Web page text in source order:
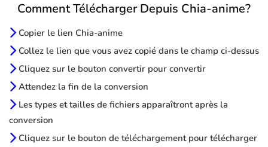
Comment Télécharger Depuis Chia-anime?
Copier le lien Chia-anime
Collez le lien que vous avez copié dans le champ ci-dessus
Cliquez sur le bouton convertir pour convertir
Attendez la fin de la conversion
Les types et tailles de fichiers apparaîtront après la
conversion
Cliquez sur le bouton de téléchargement pour télécharger